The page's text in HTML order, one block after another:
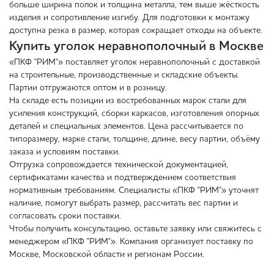
больше ширина полок и толщина металла, тем выше жёсткость
изделия и сопротивление изгибу. Для подготовки к монтажу
доступна резка в размер, которая сокращает отходы на объекте.
Купить уголок неравнополочный в Москве
«ПКФ "РИМ"» поставляет уголок неравнополочный с доставкой
на строительные, производственные и складские объекты.
Партии отгружаются оптом и в розницу.
На складе есть позиции из востребованных марок стали для
усиления конструкций, сборки каркасов, изготовления опорных
деталей и специальных элементов. Цена рассчитывается по
типоразмеру, марке стали, толщине, длине, весу партии, объёму
заказа и условиям поставки.
Отгрузка сопровождается технической документацией,
сертификатами качества и подтверждением соответствия
нормативным требованиям. Специалисты «ПКФ "РИМ"» уточнят
наличие, помогут выбрать размер, рассчитать вес партии и
согласовать сроки поставки.
Чтобы получить консультацию, оставьте заявку или свяжитесь с
менеджером «ПКФ "РИМ"». Компания организует поставку по
Москве, Московской области и регионам России.